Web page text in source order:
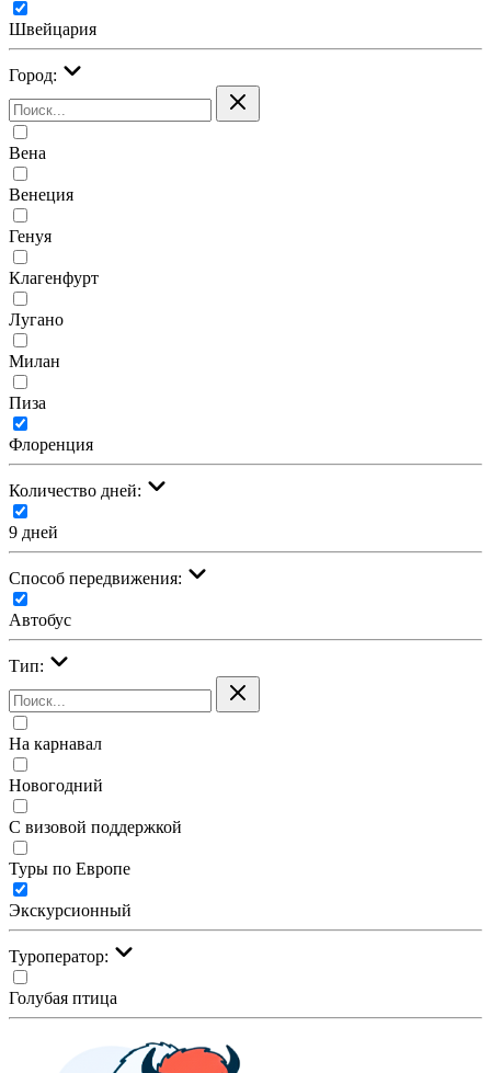
Швейцария
Город:
Вена
Венеция
Генуя
Клагенфурт
Лугано
Милан
Пиза
Флоренция
Количество дней:
9 дней
Cпособ передвижения:
Автобус
Тип:
На карнавал
Новогодний
С визовой поддержкой
Туры по Европе
Экскурсионный
Туроператор:
Голубая птица